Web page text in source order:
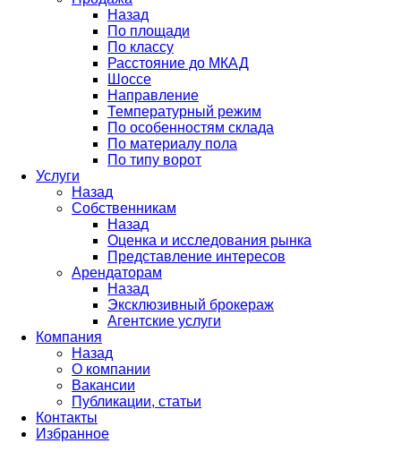
Назад
По площади
По классу
Расстояние до МКАД
Шоссе
Направление
Температурный режим
По особенностям склада
По материалу пола
По типу ворот
Услуги
Назад
Собственникам
Назад
Оценка и исследования рынка
Представление интересов
Арендаторам
Назад
Эксклюзивный брокераж
Агентские услуги
Компания
Назад
О компании
Вакансии
Публикации, статьи
Контакты
Избранное